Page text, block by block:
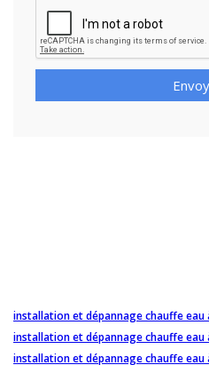
installation et dépannage chauffe eau
installation et dépannage chauffe eau
installation et dépannage chauffe eau